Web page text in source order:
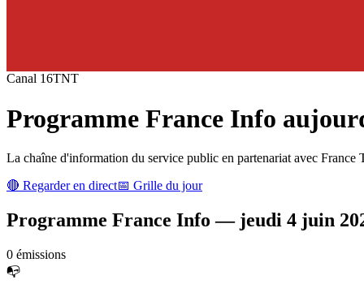
Canal 16TNT
Programme France Info
La chaîne d'information du service public en partenariat avec
🔴 Regarder en direct📅 Grille du jour
Programme France Info — jeudi 4 juin
0 émissions
📭